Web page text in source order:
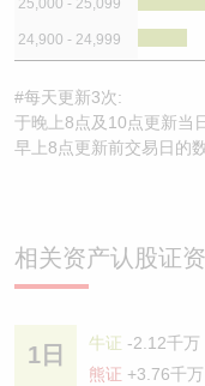
24,900 - 24,999
#每天更新3次:
于晚上8点及10点更新当
早上8点更新前交易日的
相关资产认股证
1日 牛证 -2.12千万
熊证 +3.76千万